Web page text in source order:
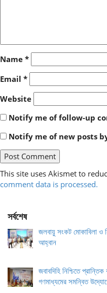
Name *
Email *
Website
Notify me of follow-up
Notify me of new posts
This site uses Akismet to
comment data is processed.
সর্বশেষ
জলবায়ু সংকট মোকাবিলা ও
আহ্বান
জবাবদিহি নিশ্চিতে
গণমাধ্যমের সমন্বিত